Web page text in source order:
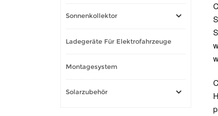
Sonnenkollektor
Ladegeräte Für Elektrofahrzeuge
Montagesystem
Solarzubehör